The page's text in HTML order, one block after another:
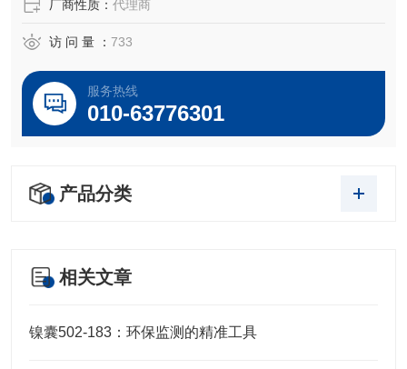
厂商性质： 代理商
访 问 量 ： 733
服务热线
010-63776301
产品分类
相关文章
镍囊502-183：环保监测的精准工具